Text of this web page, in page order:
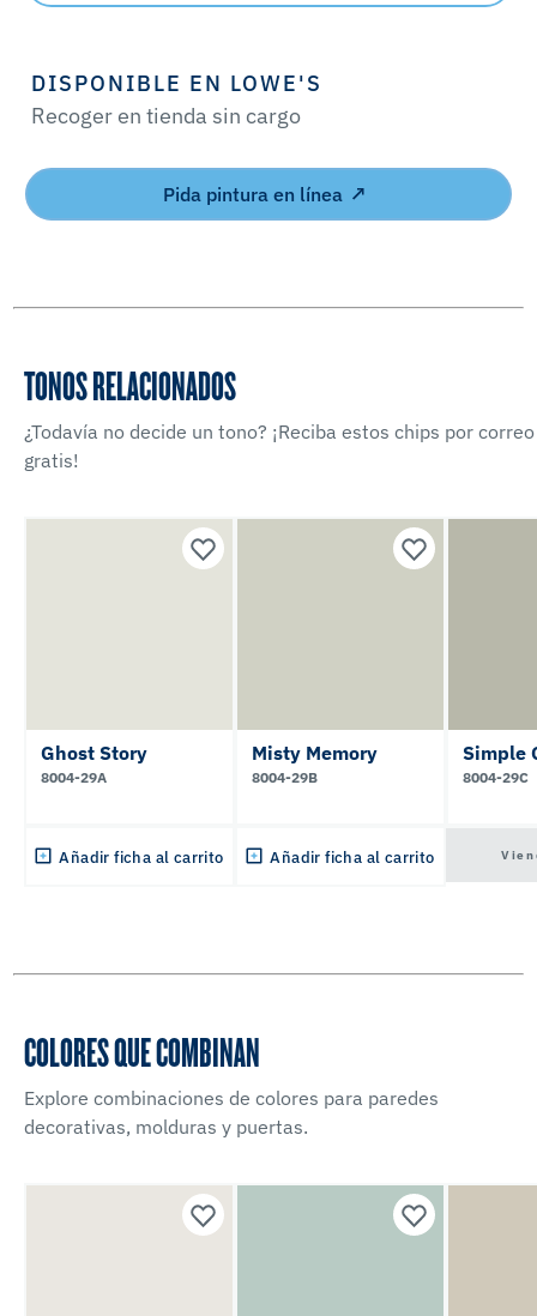
DISPONIBLE EN LOWE'S
Recoger en tienda sin cargo
Pida pintura en línea
TONOS RELACIONADOS
¿Todavía no decide un tono? ¡Reciba estos chips por correo
gratis!
Ghost Story
8004-29A
Añadir ficha al carrito
Misty Memory
8004-29B
Añadir ficha al carrito
Simple
8004-29C
COLORES QUE COMBINAN
Explore combinaciones de colores para paredes
decorativas, molduras y puertas.